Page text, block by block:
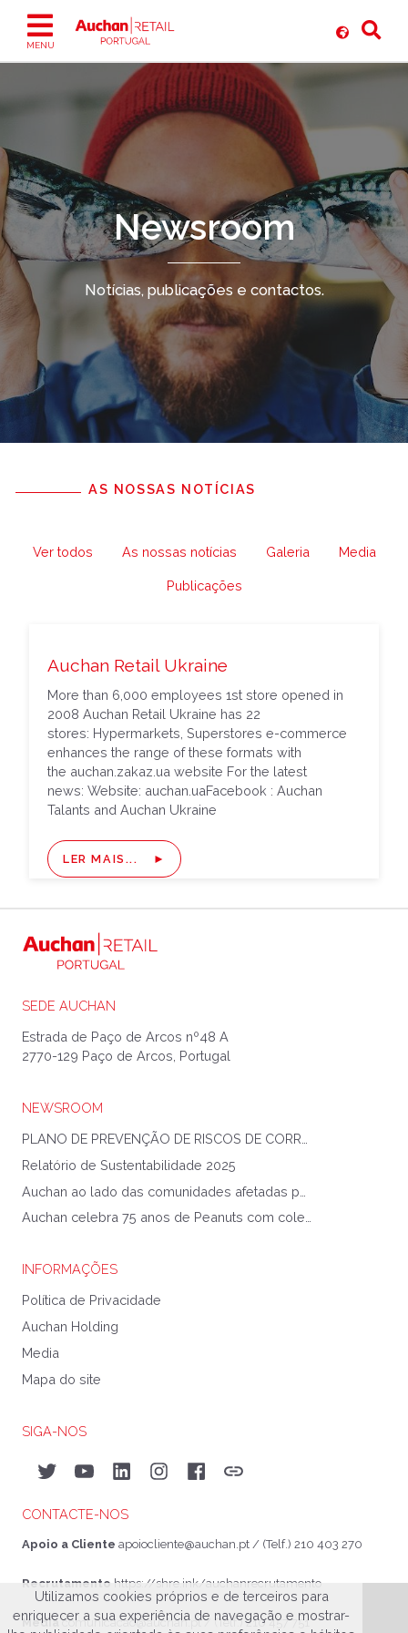
conteúdo
MENU
Newsroom
Notícias, publicações e contactos.
AS NOSSAS NOTÍCIAS
Ver todos As nossas notícias Galeria Media
Publicações
Auchan Retail Ukraine
More than 6,000 employees 1st store opened in
2008 Auchan Retail Ukraine has 22
stores: Hypermarkets, Superstores e-commerce
enhances the range of these formats with
the auchan.zakaz.ua website For the latest
news: Website: auchan.uaFacebook : Auchan
Talants and Auchan Ukraine
LER MAIS...
SEDE AUCHAN
Estrada de Paço de Arcos nº48 A
2770-129 Paço de Arcos, Portugal
NEWSROOM
Relatório de Sustentabilidade 2025
Auchan celebra 75 anos de Peanuts com coleção exclusiva
INFORMAÇÕES
Política de Privacidade
Auchan Holding
Media
Mapa do site
SIGA-NOS
TwitterYouTubeLinkedInInstagramFacebookAuchan&eu
CONTACTE-NOS
Apoio a Cliente apoiocliente@auchan.pt / (Telf.) 210 403 270
Recrutamento https://shre.ink/auchanrecrutamento
Mediacomunicacao@auchan.pt/ (Telf.) 210 457 751
Utilizamos cookies próprios e de terceiros para
enriquecer a sua experiência de navegação e mostrar-